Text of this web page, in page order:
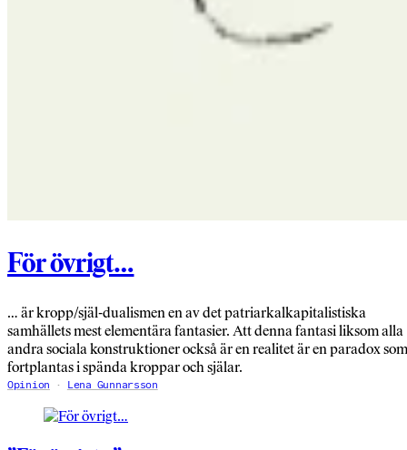
För övrigt…
… är kropp/själ-dualismen en av det patriarkalkapitalistiska
samhällets mest elementära fantasier. Att denna fantasi liksom alla
andra sociala konstruktioner också är en realitet är en paradox som
fortplantas i spända kroppar och själar.
Opinion Lena Gunnarsson